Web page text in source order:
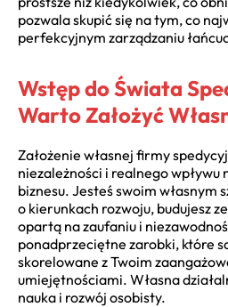
pozwala skupić się na tym, co
perfekcyjnym zarządzaniu
Wstęp do Świata
Warto Założyć
Założenie własnej firmy
niezależności i realnego wpływu
biznesu. Jesteś swoim własnym
o kierunkach rozwoju, budujesz
opartą na zaufaniu i
ponadprzeciętne zarobki, które
skorelowane z Twoim
umiejętnościami. Własna
nauka i rozwój osobisty.